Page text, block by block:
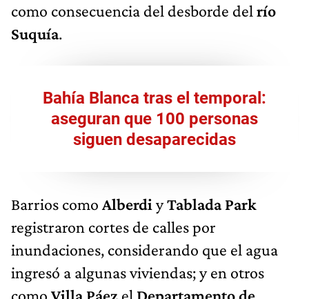
como consecuencia del desborde del río
Suquía.
Bahía Blanca tras el temporal:
aseguran que 100 personas
siguen desaparecidas
Barrios como Alberdi yTablada Park
registraron cortes de calles por
inundaciones, considerando que el agua
ingresó a algunas viviendas; y en otros
como Villa Páez el Departamento de